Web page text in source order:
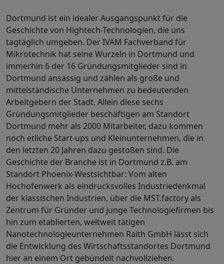
Dortmund ist ein idealer Ausgangspunkt für die
Geschichte von Hightech-Technologien, die uns
tagtäglich umgeben. Der IVAM Fachverband für
Mikrotechnik hat seine Wurzeln in Dortmund und
immerhin 6 der 16 Gründungsmitglieder sind in
Dortmund ansässig und zählen als große und
mittelständische Unternehmen zu bedeutenden
Arbeitgebern der Stadt. Allein diese sechs
Gründungsmitglieder beschäftigen am Standort
Dortmund mehr als 2000 Mitarbeiter, dazu kommen
noch etliche Start-ups und Kleinunternehmen, die in
den letzten 20 Jahren dazu gestoßen sind. Die
Geschichte der Branche ist in Dortmund z.B. am
Standort Phoenix-Westsichtbar: Vom alten
Hochofenwerk als eindrucksvolles Industriedenkmal
der klassischen Industrien, über die MST.factory als
Zentrum für Gründer und junge Technologiefirmen bis
hin zum etablierten, weltweit tätigen
Nanotechnologieunternehmen Raith GmbH lässt sich
die Entwicklung des Wirtschaftsstandortes Dortmund
hier an einem Ort gebündelt nachvollziehen.